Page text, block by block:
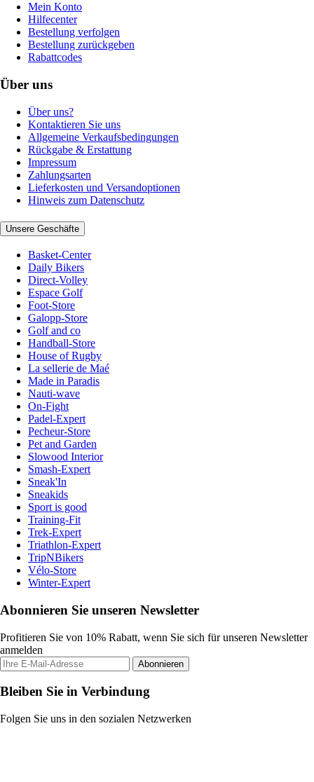
Mein Konto
Hilfecenter
Bestellung verfolgen
Bestellung zurückgeben
Rabattcodes
Über uns
Über uns?
Kontaktieren Sie uns
Allgemeine Verkaufsbedingungen
Rückgabe & Erstattung
Impressum
Zahlungsarten
Lieferkosten und Versandoptionen
Hinweis zum Datenschutz
Unsere Geschäfte
Basket-Center
Daily Bikers
Direct-Volley
Espace Golf
Foot-Store
Galopp-Store
Golf and co
Handball-Store
House of Rugby
La sellerie de Maé
Made in Paradis
Nauti-wave
On-Fight
Padel-Expert
Pecheur-Store
Pet and Garden
Slowood Interior
Smash-Expert
Sneak'In
Sneakids
Sport is good
Training-Fit
Trek-Expert
Triathlon-Expert
TripNBikers
Vélo-Store
Winter-Expert
Abonnieren Sie unseren Newsletter
Profitieren Sie von 10% Rabatt, wenn Sie sich für unseren Newsletter
anmelden
Abonnieren
Bleiben Sie in Verbindung
Folgen Sie uns in den sozialen Netzwerken